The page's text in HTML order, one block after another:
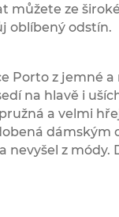
můžete ze
oblíbený odstín.
Porto z jemné
na hlavě i
a velmi
dámským
nevyšel z módy.